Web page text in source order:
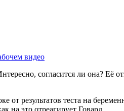
видео
согласится ли она? Её
от результатов теста на
на это отреагирует Говард.